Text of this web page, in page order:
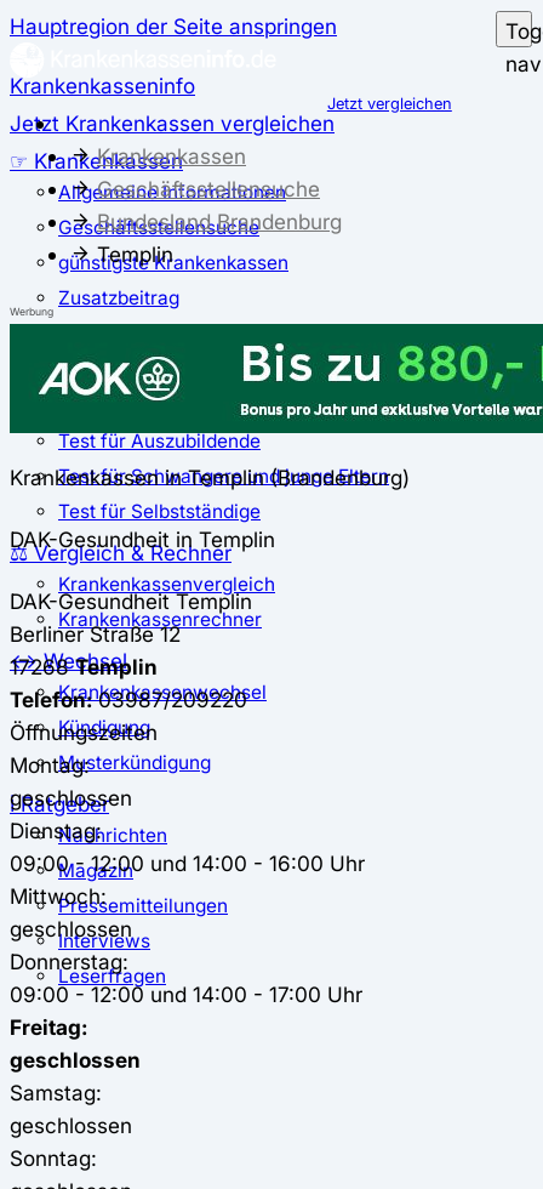
Hauptregion der Seite anspringen
Krankenkasseninfo
Jetzt Krankenkassen vergleichen
☞ Krankenkassen
Allgemeine Informationen
Geschäftsstellensuche
günstigste Krankenkassen
Zusatzbeitrag
Der große Krankenkassentest
Test für Studierende
Test für Auszubildende
Test für Schwangere und junge Eltern
Test für Selbstständige
⚖️ Vergleich & Rechner
Krankenkassenvergleich
Krankenkassenrechner
↔ Wechsel
Krankenkassenwechsel
Kündigung
Musterkündigung
ℹ Ratgeber
Nachrichten
Magazin
Pressemitteilungen
Interviews
Leserfragen
Jetzt vergleichen
Krankenkassen
Geschäftsstellensuche
Bundesland Brandenburg
Templin
Werbung
Krankenkassen in Templin (Brandenburg)
DAK-Gesundheit in Templin
DAK-Gesundheit Templin
Berliner Straße 12
17268Templin
Telefon:03987/209220
Öffnungszeiten
Montag:
geschlossen
Dienstag:
09:00 - 12:00 und 14:00 - 16:00 Uhr
Mittwoch:
geschlossen
Donnerstag:
09:00 - 12:00 und 14:00 - 17:00 Uhr
Freitag:
geschlossen
Samstag:
geschlossen
Sonntag: